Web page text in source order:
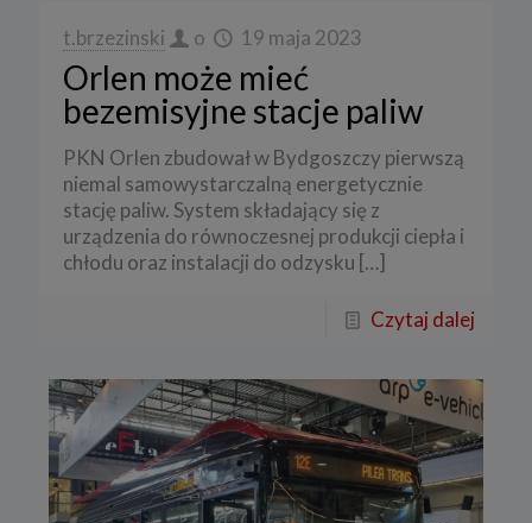
t.brzezinski o 19 maja 2023
Orlen może mieć
bezemisyjne stacje paliw
PKN Orlen zbudował w Bydgoszczy pierwszą
niemal samowystarczalną energetycznie
stację paliw. System składający się z
urządzenia do równoczesnej produkcji ciepła i
chłodu oraz instalacji do odzysku […]
Czytaj dalej